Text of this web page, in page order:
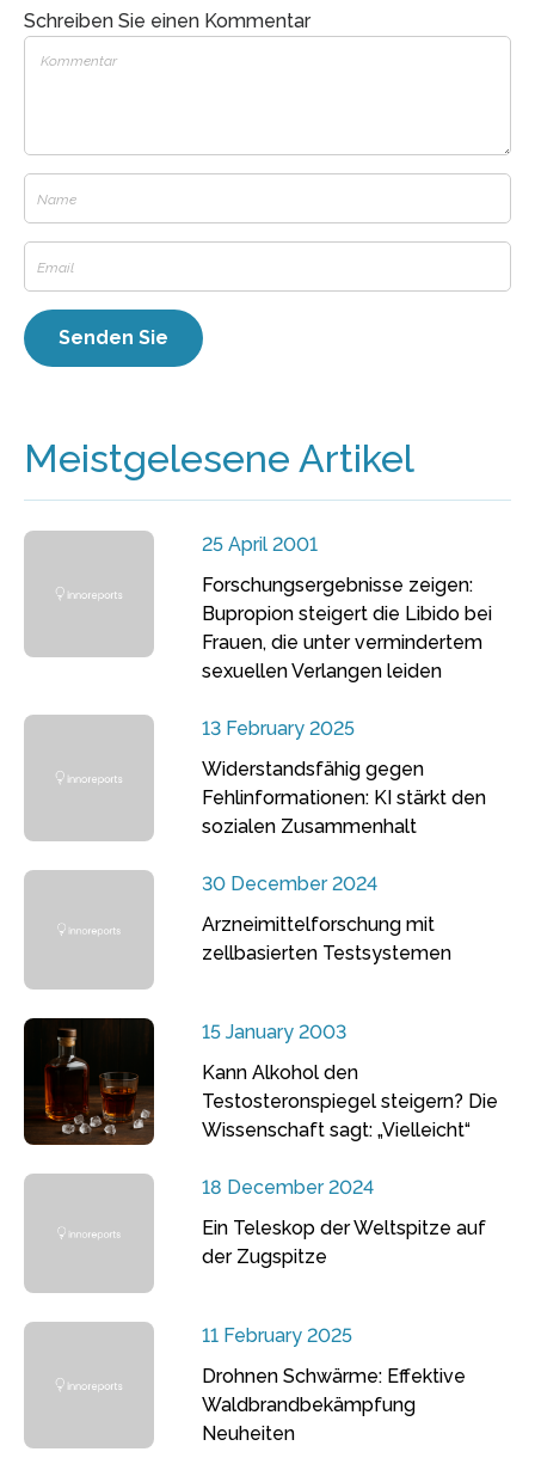
Schreiben Sie einen Kommentar
Meistgelesene Artikel
25 April 2001
Forschungsergebnisse zeigen:
Bupropion steigert die Libido bei
Frauen, die unter vermindertem
sexuellen Verlangen leiden
13 February 2025
Widerstandsfähig gegen
Fehlinformationen: KI stärkt den
sozialen Zusammenhalt
30 December 2024
Arzneimittelforschung mit
zellbasierten Testsystemen
15 January 2003
Kann Alkohol den
Testosteronspiegel steigern? Die
Wissenschaft sagt: „Vielleicht“
18 December 2024
Ein Teleskop der Weltspitze auf
der Zugspitze
11 February 2025
Drohnen Schwärme: Effektive
Waldbrandbekämpfung
Neuheiten